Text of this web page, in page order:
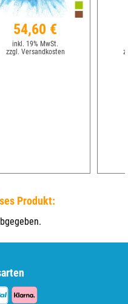
54,60 €
inkl. 19% MwSt.
zzgl. Versandkosten
Produkt: